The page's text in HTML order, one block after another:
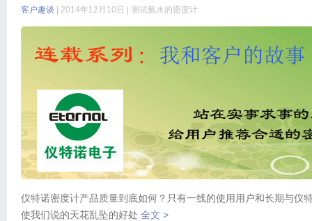
客户趣谈 | 2014年12月10日 | 测试氨水的密度计
仪特诺密度计产品质量到底如何？只有一线的使用用户和长期与仪
使我们说的天花乱坠的好处 全文 >